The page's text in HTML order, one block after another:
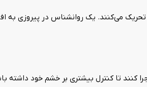
می‌کنند. یک روانشناس در پیروزی
کنند تا کنترل بیشتری بر خشم خود داشته